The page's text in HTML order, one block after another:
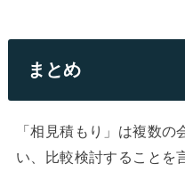
まとめ
「相見積もり」は複数
い、比較検討することを